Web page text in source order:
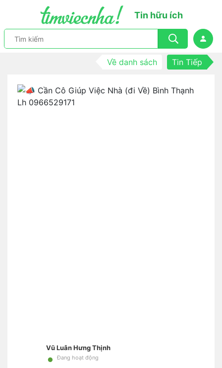
Tin hữu ích
Về danh sách Tin Tiếp
Vũ Luân Hưng Thịnh
• Đang hoạt động